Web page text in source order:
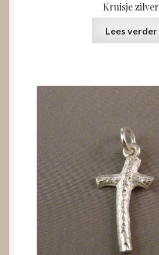
Kruisje zilver
Lees verder